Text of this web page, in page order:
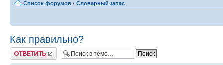
Список форумов ‹ Словарный запас
Как правильно?
Ответить